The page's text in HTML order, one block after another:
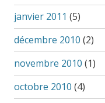
janvier 2011 (5)
décembre 2010 (2)
novembre 2010 (1)
octobre 2010 (4)